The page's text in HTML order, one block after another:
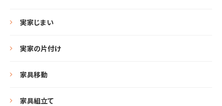
実家じまい
実家の片付け
家具移動
家具組立て